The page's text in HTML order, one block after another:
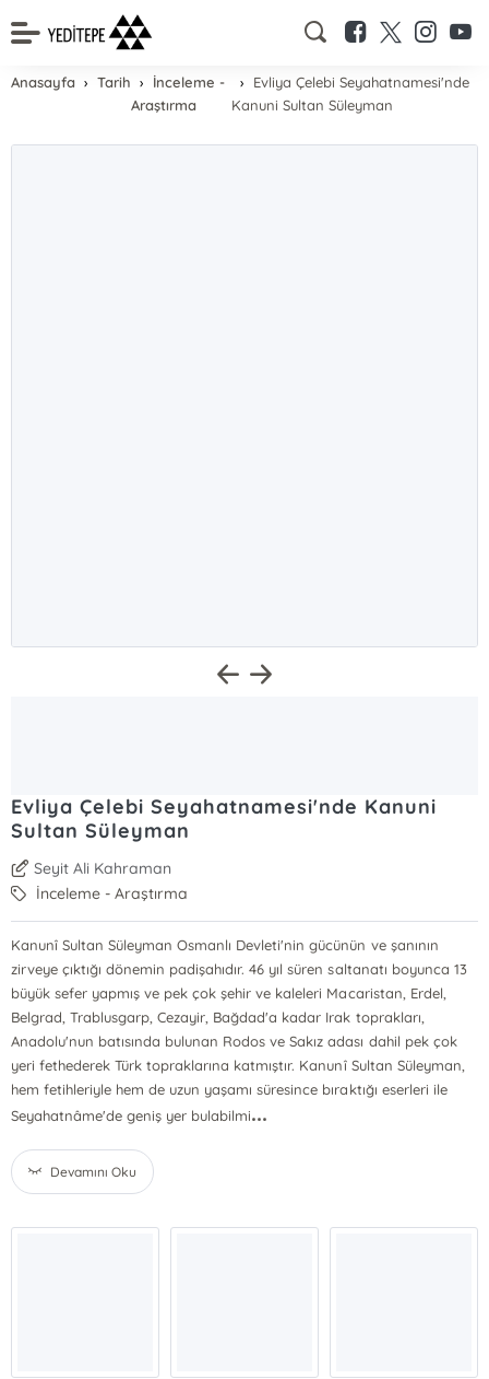
Anasayfa Tarih
İnceleme -
Araştırma
Evliya Çelebi Seyahatnamesi'nde
Kanuni Sultan Süleyman
Evliya Çelebi Seyahatnamesi'nde Kanuni
Sultan Süleyman
Seyit Ali Kahraman
İnceleme - Araştırma
Kanunî Sultan Süleyman Osmanlı Devleti'nin gücünün ve şanının
zirveye çıktığı dönemin padişahıdır. 46 yıl süren saltanatı boyunca 13
büyük sefer yapmış ve pek çok şehir ve kaleleri Macaristan, Erdel,
Belgrad, Trablusgarp, Cezayir, Bağdad'a kadar Irak toprakları,
Anadolu'nun batısında bulunan Rodos ve Sakız adası dahil pek çok
yeri fethederek Türk topraklarına katmıştır. Kanunî Sultan Süleyman,
hem fetihleriyle hem de uzun yaşamı süresince bıraktığı eserleri ile
Seyahatnâme'de geniş yer bulabilmi...
Devamını Oku